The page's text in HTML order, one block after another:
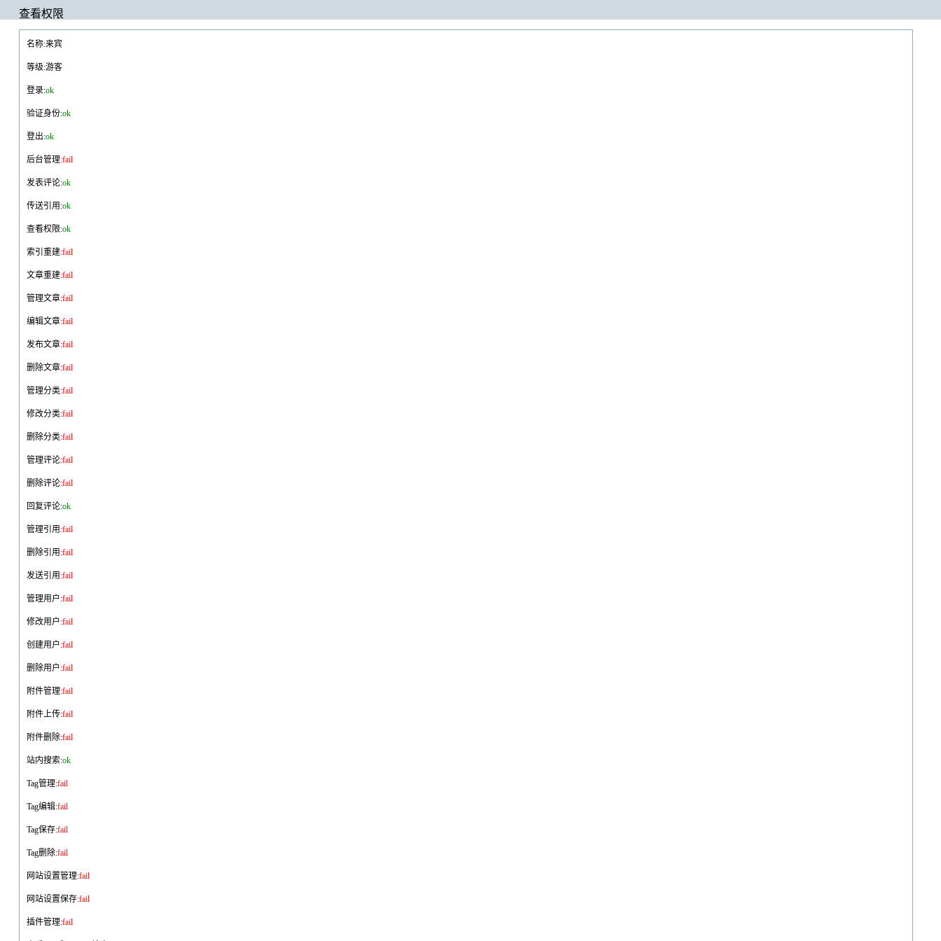
查看权限
名称:来宾
等级:游客
登录:ok
验证身份:ok
登出:ok
后台管理:fail
发表评论:ok
传送引用:ok
查看权限:ok
索引重建:fail
文章重建:fail
管理文章:fail
编辑文章:fail
发布文章:fail
删除文章:fail
管理分类:fail
修改分类:fail
删除分类:fail
管理评论:fail
删除评论:fail
回复评论:ok
管理引用:fail
删除引用:fail
发送引用:fail
管理用户:fail
修改用户:fail
创建用户:fail
删除用户:fail
附件管理:fail
附件上传:fail
附件删除:fail
站内搜索:ok
Tag管理:fail
Tag编辑:fail
Tag保存:fail
Tag删除:fail
网站设置管理:fail
网站设置保存:fail
插件管理:fail